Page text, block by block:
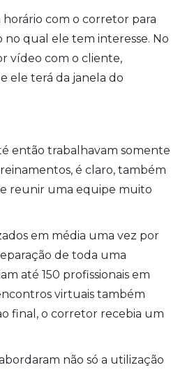
horário com o corretor para
qual ele tem interesse. No
vídeo com o cliente,
ele terá da janela do
então trabalhavam somente
é claro, também
reunir uma equipe muito
em média uma vez por
de toda uma
até 150 profissionais em
virtuais também
final, o corretor recebia um
não só a utilização